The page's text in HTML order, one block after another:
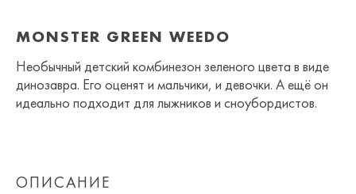
MONSTER GREEN WEEDO
Необычный детский комбинезон зеленого цвета в виде
динозавра. Его оценят и мальчики, и девочки. А ещё он
идеально подходит для лыжников и сноубордистов.
ОПИСАНИЕ